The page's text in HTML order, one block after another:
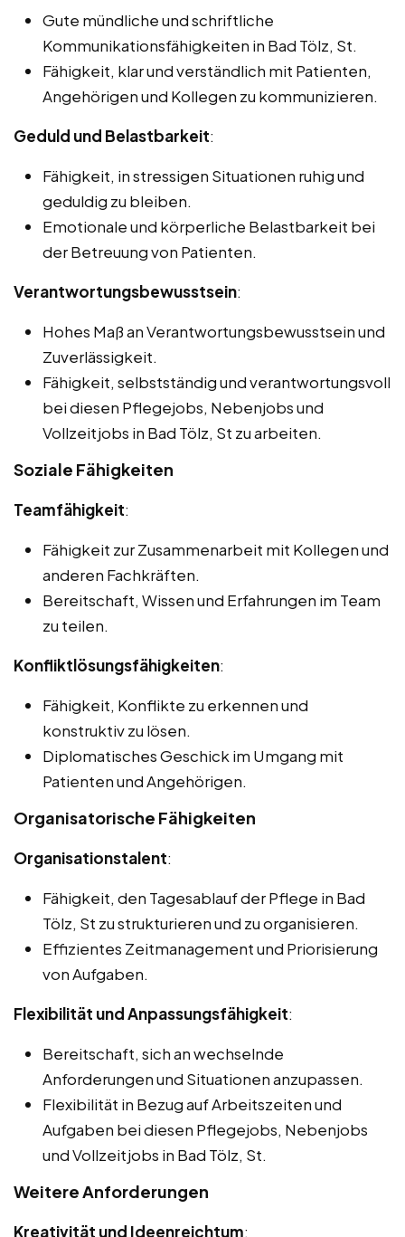
Gute mündliche und schriftliche
Kommunikationsfähigkeiten in Bad Tölz, St.
Fähigkeit, klar und verständlich mit Patienten,
Angehörigen und Kollegen zu kommunizieren.
Geduld und Belastbarkeit:
Fähigkeit, in stressigen Situationen ruhig und
geduldig zu bleiben.
Emotionale und körperliche Belastbarkeit bei
der Betreuung von Patienten.
Verantwortungsbewusstsein:
Hohes Maß an Verantwortungsbewusstsein und
Zuverlässigkeit.
Fähigkeit, selbstständig und verantwortungsvoll
bei diesen Pflegejobs, Nebenjobs und
Vollzeitjobs in Bad Tölz, St zu arbeiten.
Soziale Fähigkeiten
Teamfähigkeit:
Fähigkeit zur Zusammenarbeit mit Kollegen und
anderen Fachkräften.
Bereitschaft, Wissen und Erfahrungen im Team
zu teilen.
Konfliktlösungsfähigkeiten:
Fähigkeit, Konflikte zu erkennen und
konstruktiv zu lösen.
Diplomatisches Geschick im Umgang mit
Patienten und Angehörigen.
Organisatorische Fähigkeiten
Organisationstalent:
Fähigkeit, den Tagesablauf der Pflege in Bad
Tölz, St zu strukturieren und zu organisieren.
Effizientes Zeitmanagement und Priorisierung
von Aufgaben.
Flexibilität und Anpassungsfähigkeit:
Bereitschaft, sich an wechselnde
Anforderungen und Situationen anzupassen.
Flexibilität in Bezug auf Arbeitszeiten und
Aufgaben bei diesen Pflegejobs, Nebenjobs
und Vollzeitjobs in Bad Tölz, St.
Weitere Anforderungen
Kreativität und Ideenreichtum: